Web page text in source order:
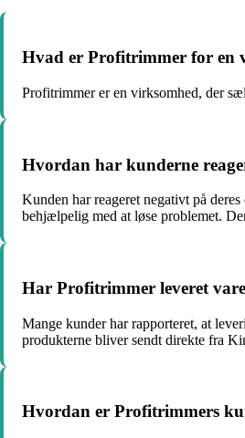
Hvad er Profitrimmer for en
Profitrimmer er en virksomhed, der
Hvordan har kunderne
Kunden har reageret negativt på
behjælpelig med at løse problemet.
Har Profitrimmer leveret
Mange kunder har rapporteret, at
produkterne bliver sendt direkte fra
Hvordan er Profitrimmers